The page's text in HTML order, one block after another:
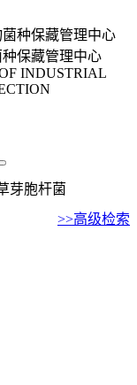
保藏管理中心
INDUSTRIAL
芽胞杆菌
>>高级检索